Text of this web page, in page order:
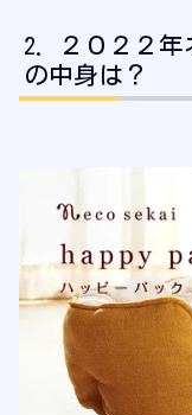
２０２２
の中身は？